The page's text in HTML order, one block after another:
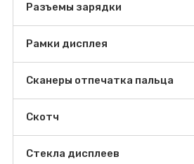
Разъемы зарядки
Рамки дисплея
Сканеры отпечатка пальца
Скотч
Стекла дисплеев